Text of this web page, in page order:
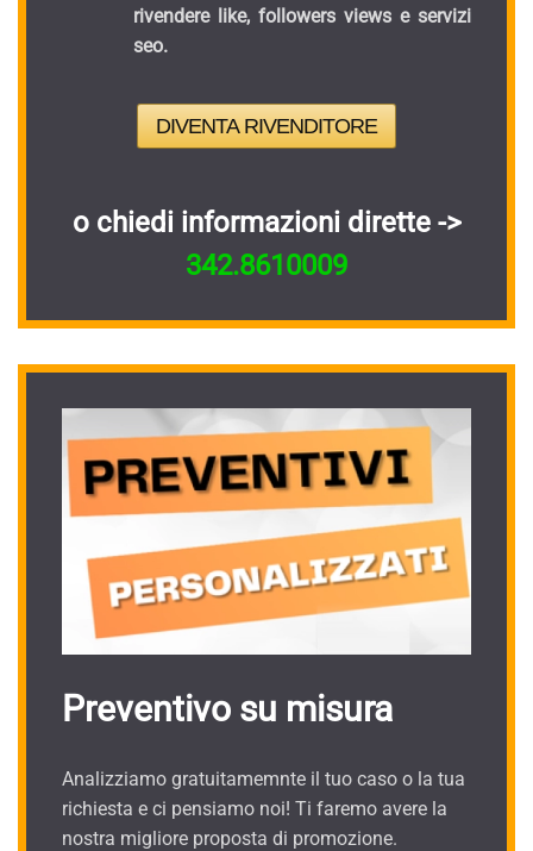
rivendere like, followers views e servizi
seo.
DIVENTA RIVENDITORE
o chiedi informazioni dirette ->
342.8610009
Preventivo su misura
Analizziamo gratuitamemnte il tuo caso o la tua
richiesta e ci pensiamo noi! Ti faremo avere la
nostra migliore proposta di promozione.